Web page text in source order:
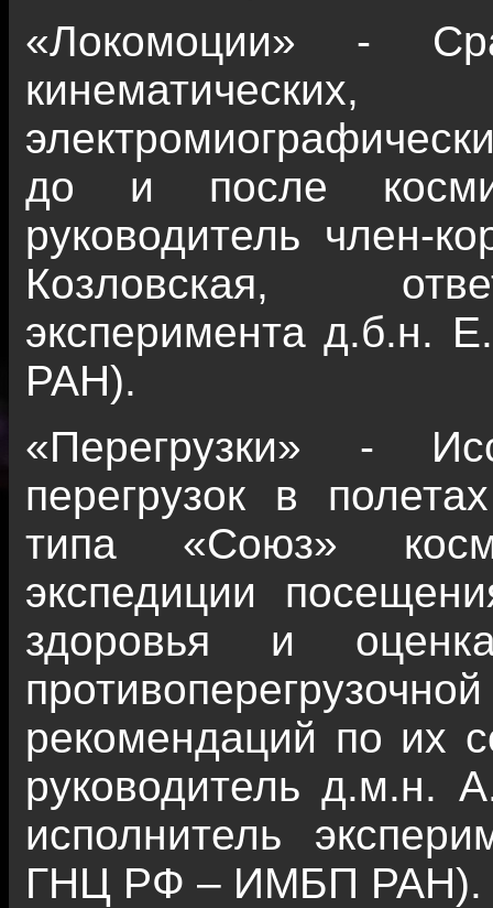
«Локомоции» -
до и после
руководитель член-
Козловская,
эксперимента
РАН).
«Перегрузки» -
перегрузок в
типа «Союз»
экспедиции
здоровья и
рекомендаций по их
руководитель д.м.н.
исполнитель
ГНЦ РФ – ИМБП РАН).